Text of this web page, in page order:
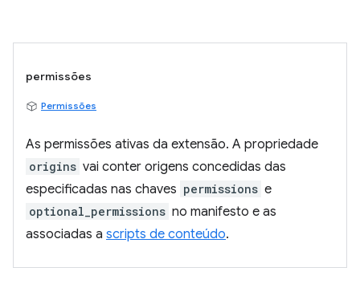
permissões
Permissões
As permissões ativas da extensão. A propriedade
origins vai conter origens concedidas das
especificadas nas chaves permissions e
optional_permissions no manifesto e as
associadas a scripts de conteúdo.